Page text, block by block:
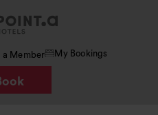
a Member My Bookings